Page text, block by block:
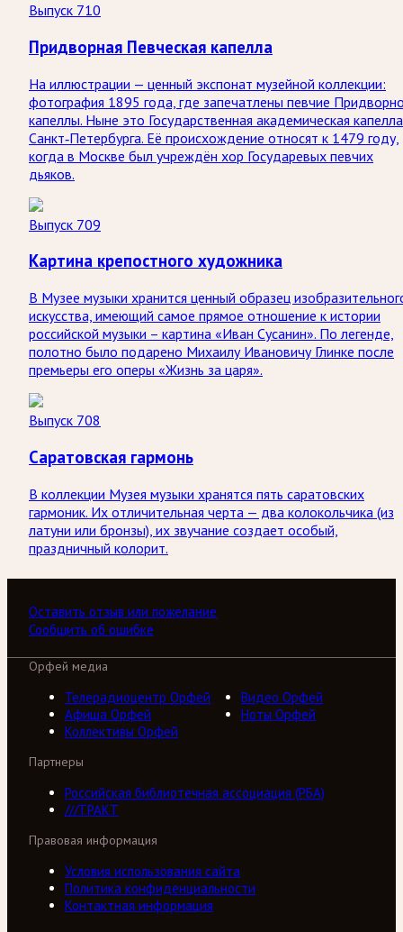
Выпуск 710
Придворная Певческая капелла
На иллюстрации — ценный экспонат музейной коллекции:
фотография 1895 года, где запечатлены певчие
капеллы. Ныне это Государственная академическая капелла
Санкт‑Петербурга. Её происхождение относят к 1479 году,
когда в Москве был учреждён хор Государевых певчих
дьяков.
Выпуск 709
Картина крепостного художника
В Музее музыки хранится ценный образец
искусства, имеющий самое прямое отношение к истории
российской музыки – картина «Иван Сусанин». По легенде,
полотно было подарено Михаилу Ивановичу Глинке после
премьеры его оперы «Жизнь за царя».
Выпуск 708
Саратовская гармонь
В коллекции Музея музыки хранятся пять саратовских
гармоник. Их отличительная черта — два колокольчика (из
латуни или бронзы), их звучание создает особый,
праздничный колорит.
Оставить отзыв или пожелание
Сообщить об ошибке
Орфей медиа
Телерадиоцентр Орфей
Видео Орфей
Афиша Орфей
Ноты Орфей
Коллективы Орфей
Партнеры
Российская библиотечная ассоциация (РБА)
///ТРАКТ
Правовая информация
Условия использования сайта
Политика конфиденциальности
Контактная информация